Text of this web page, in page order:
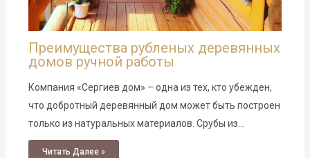
Преимущества рубленых деревянных
домов ручной работы
Компания «Сергиев дом» – одна из тех, кто убежден,
что добротный деревянный дом может быть построен
только из натуральных материалов. Срубы из…
Читать Далее »